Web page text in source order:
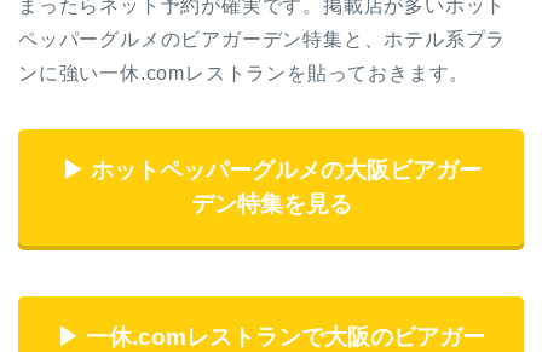
まったらネット予約が確実です。掲載店が多いホット
ペッパーグルメのビアガーデン特集と、ホテル系プラ
ンに強い一休.comレストランを貼っておきます。
▶ ホットペッパーグルメの大阪ビアガー
デン特集を見る
▶ 一休.comレストランで大阪のビアガー